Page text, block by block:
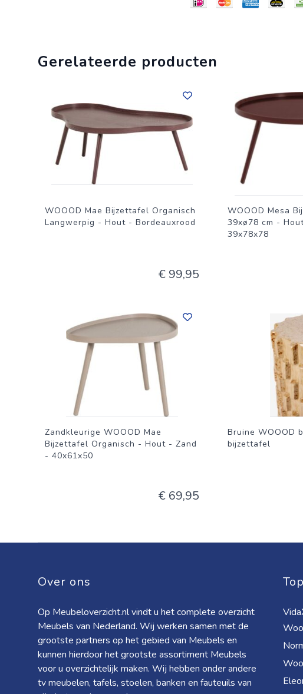
Gerelateerde producten
WOOOD Mae Bijzettafel Organisch
Langwerpig - Hout - Bordeauxrood
€ 99,95
WOOOD Mesa
39xø78 cm -
39x78x78
Zandkleurige WOOOD Mae
Bijzettafel Organisch - Hout - Zand
- 40x61x50
€ 69,95
Bruine WOOOD
bijzettafel
Over ons
Op Meubeloverzicht.nl vindt u het complete overzicht
Meubels van Nederland. Wij werken samen met de
grootste partners op het gebied van Meubels en
kunnen hierdoor het grootste assortiment Meubels
voor u overzichtelijk maken. Wij hebben onder andere
tv meubelen, tafels, stoelen, banken en fauteuils van